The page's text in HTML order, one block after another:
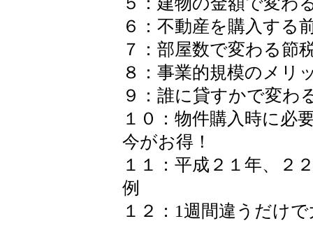
６：不動産を購入する
７：部屋数で変わる節
８：事業的規模のメリ
９：誰に貸すかで変わ
１０：物件購入時に必
今がお得！
１１：平成２１年、２
例
１２：1週間違うだけ